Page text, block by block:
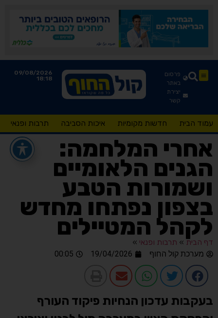
פרסום
באתר
יצירת
קשר
09/08/2026
18:18
עמוד הבית חדשות מקומיות איכות הסביבה תרבות ופנאי
אחרי המלחמה:
הגנים הלאומיים
ושמורות הטבע
בצפון נפתחו מחדש
לקהל המטיילים
דף הבית » תרבות ופנאי »
מערכת קול החוף
19/04/2026
00:05
בעקבות עדכון הנחיות פיקוד העורף